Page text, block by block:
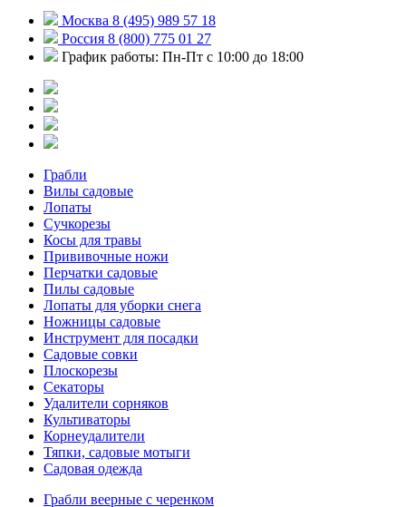
Москва 8 (495) 989 57 18
Россия 8 (800) 775 01 27
График работы: Пн-Пт с 10:00 до 18:00
Грабли
Вилы садовые
Лопаты
Сучкорезы
Косы для травы
Прививочные ножи
Перчатки садовые
Пилы садовые
Лопаты для уборки снега
Ножницы садовые
Инструмент для посадки
Садовые совки
Плоскорезы
Секаторы
Удалители сорняков
Культиваторы
Корнеудалители
Тяпки, садовые мотыги
Садовая одежда
Грабли веерные с черенком